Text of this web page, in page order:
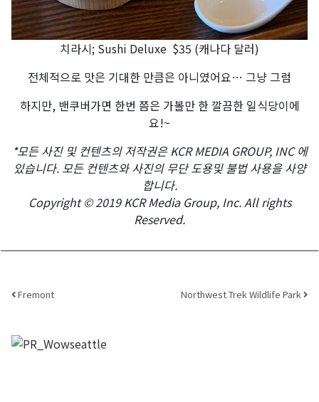
치라시; Sushi Deluxe $35 (캐나다 달러)
전체적으로 맛은 기대한 만큼은 아니였어요… 그냥 그럼
하지만, 밴쿠버가면 한번 쯤은 가볼만 한 깔끔한 일식당이에
요!~
*모든 사진 및 컨텐츠의 저작권은 KCR MEDIA GROUP, INC 에
있습니다. 모든 컨텐츠와 사진의 무단 도용및 불법 사용을 사양
합니다.
Copyright © 2019 KCR Media Group, Inc. All rights
Reserved.
Post navigation
Fremont Northwest Trek Wildlife Park